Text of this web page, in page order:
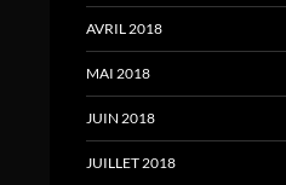
AVRIL 2018
MAI 2018
JUIN 2018
JUILLET 2018